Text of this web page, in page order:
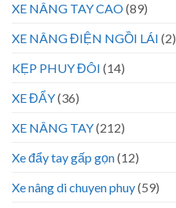
XE NÂNG TAY CAO(89)
XE NÂNG ĐIỆN NGỒI LÁI (2)
KẸP PHUY ĐÔI (14)
XE ĐẨY(36)
XE NÂNG TAY(212)
Xe đẩy tay gấp gọn(12)
Xe nâng di chuyen phuy(59)